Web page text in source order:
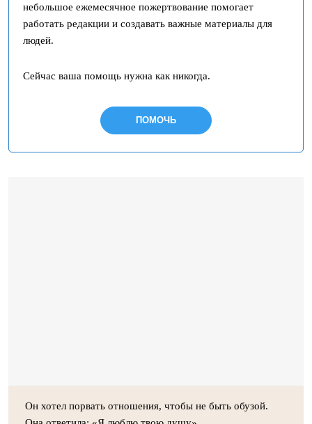
небольшое ежемесячное пожертвование помогает
работать редакции и создавать важные материалы для
людей.
Сейчас ваша помощь нужна как никогда.
ПОМОЧЬ
Он хотел порвать отношения, чтобы не быть обузой.